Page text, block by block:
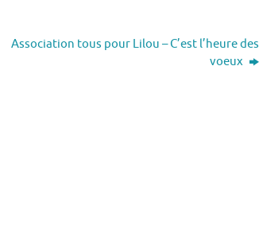
Association tous pour Lilou – C’est l’heure des
voeux